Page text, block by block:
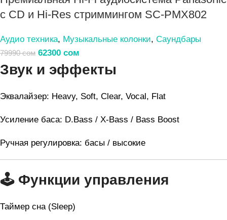
с CD и Hi-Res стриммингом SC-PMX802
Аудио техника, Музыкальные колонки, Саундбары
79990сом 62300 сом
Звук и эффекты
Эквалайзер: Heavy, Soft, Clear, Vocal, Flat
Усиление баса: D.Bass / X-Bass / Bass Boost
Ручная регулировка: басы / высокие
🕹 Функции управления
Таймер сна (Sleep)